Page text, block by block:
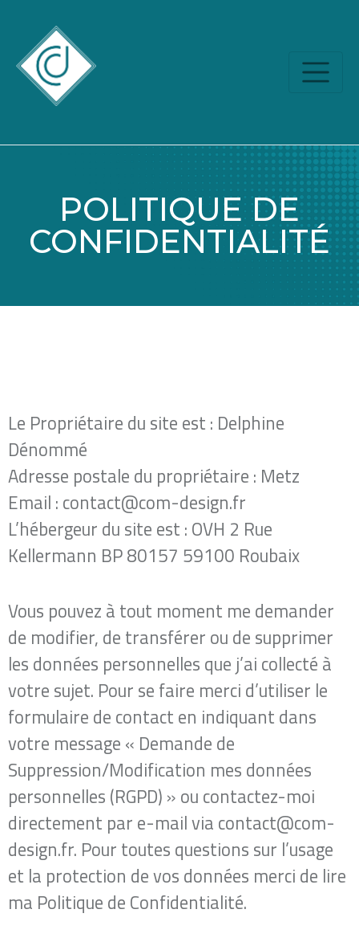
POLITIQUE DE
CONFIDENTIALITÉ
Le Propriétaire du site est : Delphine
Dénommé
Adresse postale du propriétaire : Metz
Email : contact@com-design.fr
L’hébergeur du site est : OVH 2 Rue
Kellermann BP 80157 59100 Roubaix
Vous pouvez à tout moment me demander
de modifier, de transférer ou de supprimer
les données personnelles que j’ai collecté à
votre sujet. Pour se faire merci d’utiliser le
formulaire de contact en indiquant dans
votre message « Demande de
Suppression/Modification mes données
personnelles (RGPD) » ou contactez-moi
directement par e-mail via contact@com-
design.fr. Pour toutes questions sur l’usage
et la protection de vos données merci de lire
ma Politique de Confidentialité.